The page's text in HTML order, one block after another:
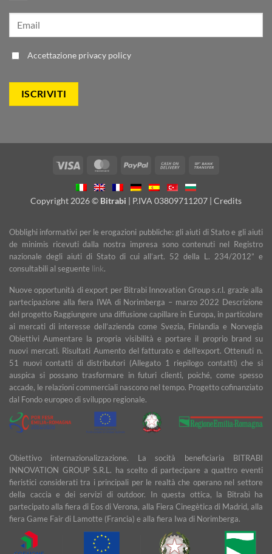
Accettazione privacy policy
Visa MasterCardPayPal
Cash
Delivery
Copyright 2026 © Bitrabi | P.IVA 03809711207 | Credits
Obblighi informativi per le erogazioni pubbliche: gli aiuti di Stato e gli aiuti
de minimis ricevuti dalla nostra impresa sono contenuti nel Registro
nazionale degli aiuti di Stato di cui all’art. 52 della L. 234/2012” e
consultabili al seguente link.
Nuove opportunità di export per Bitrabi Innovation Group s.r.l. grazie alla
partecipazione alla fiera IWA di Norimberga – marzo 2022 Descrizione
del progetto Raggiungere una diffusione capillare in Europa, in particolare
ai mercati di interesse dell’azienda come Svezia, Finlandia e Norvegia
Obiettivi Aumentare la propria visibilità e portare il proprio brand su
nuovi mercati. Risultati Aumento del fatturato e dell’export. Ottenuti n.
51 nuovi contatti di distributori (Allegato 1 riepilogo contatti) che si
auspica si possano trasformare in futuri clienti, poiché, come spesso
accade, le relazioni commerciali nascono nel tempo. Progetto cofinanziato
dal Fondo europeo di sviluppo regionale.
Obiettivo internazionalizzazione. La socità beneficiaria BITRABI
INNOVATION GROUP S.R.L. ha scelto di partecipare a quattro eventi
fieristici considerati tra i principali per le realtà che operano nel settore
della caccia e dei servizi di outdoor. In questa ottica, la Bitrabì ha
partecipato alla fiera di Eos di Verona, alla Fiera Cinegètica di Madrid, alla
fiera Game Fair di Lamotte (Francia) e alla fiera Iwa di Norimberga.